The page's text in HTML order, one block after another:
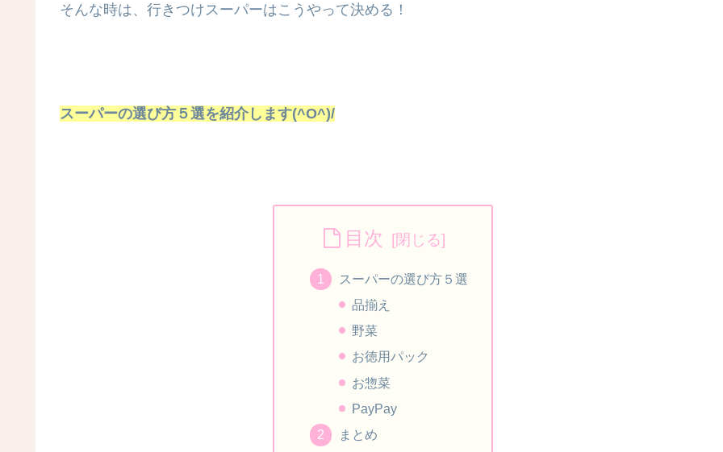
そんな時は、行きつけスーパーはこうやって決める！
スーパーの選び方５選を紹介します(^O^)/
目次
スーパーの選び方５選
品揃え
野菜
お徳用パック
お惣菜
PayPay
まとめ